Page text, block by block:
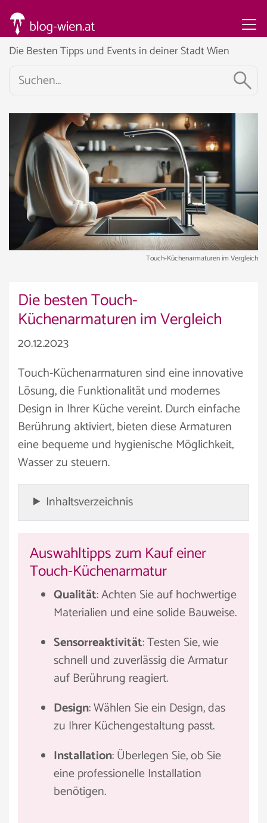
Die Besten Tipps und Events in deiner Stadt Wien
Touch-Küchenarmaturen im Vergleich
Die besten Touch-
Küchenarmaturen im Vergleich
20.12.2023
Touch-Küchenarmaturen sind eine innovative
Lösung, die Funktionalität und modernes
Design in Ihrer Küche vereint. Durch einfache
Berührung aktiviert, bieten diese Armaturen
eine bequeme und hygienische Möglichkeit,
Wasser zu steuern.
Inhaltsverzeichnis
Auswahltipps zum Kauf einer
Touch-Küchenarmatur
Qualität: Achten Sie auf hochwertige
Materialien und eine solide Bauweise.
Sensorreaktivität: Testen Sie, wie
schnell und zuverlässig die Armatur
auf Berührung reagiert.
Design: Wählen Sie ein Design, das
zu Ihrer Küchengestaltung passt.
Installation: Überlegen Sie, ob Sie
eine professionelle Installation
benötigen.